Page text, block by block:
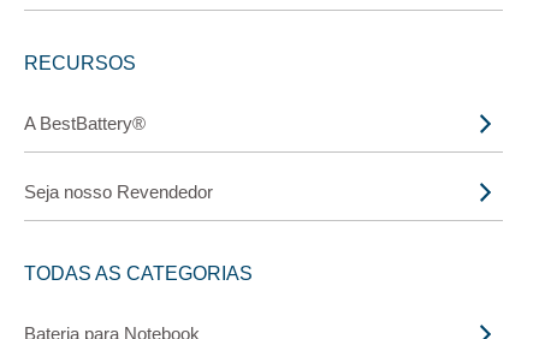
RECURSOS
A BestBattery®
Seja nosso Revendedor
TODAS AS CATEGORIAS
Bateria para Notebook